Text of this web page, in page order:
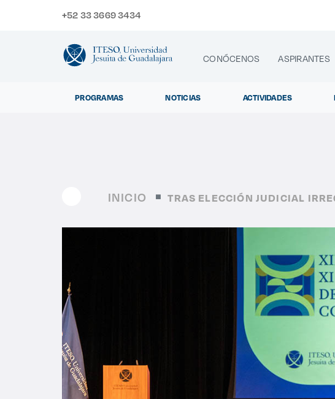
+52 33 3669 3434
CONÓCENOS ASPIRANTES
PROGRAMAS NOTICIAS ACTIVIDADES
Enlaces de
Aspirantes
INICIO TRAS ELECCIÓN JUDICIAL